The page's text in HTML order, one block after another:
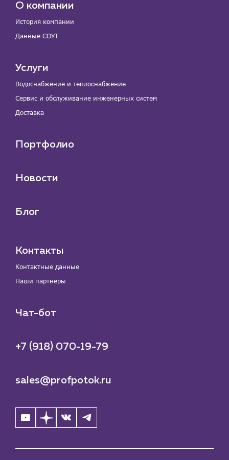
О компании
История компании
Данные СОУТ
Услуги
Водоснабжение и теплоснабжение
Сервис и обслуживание инженерных систем
Доставка
Портфолио
Новости
Блог
Контакты
Контактные данные
Наши партнёры
Чат-бот
+7 (918) 070-19-79
sales@profpotok.ru